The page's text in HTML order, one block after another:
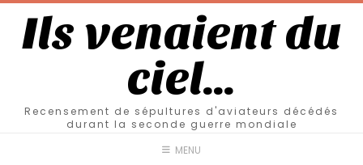
Ils venaient du
ciel…
Recensement de sépultures d'aviateurs décédés
durant la seconde guerre mondiale
MENU